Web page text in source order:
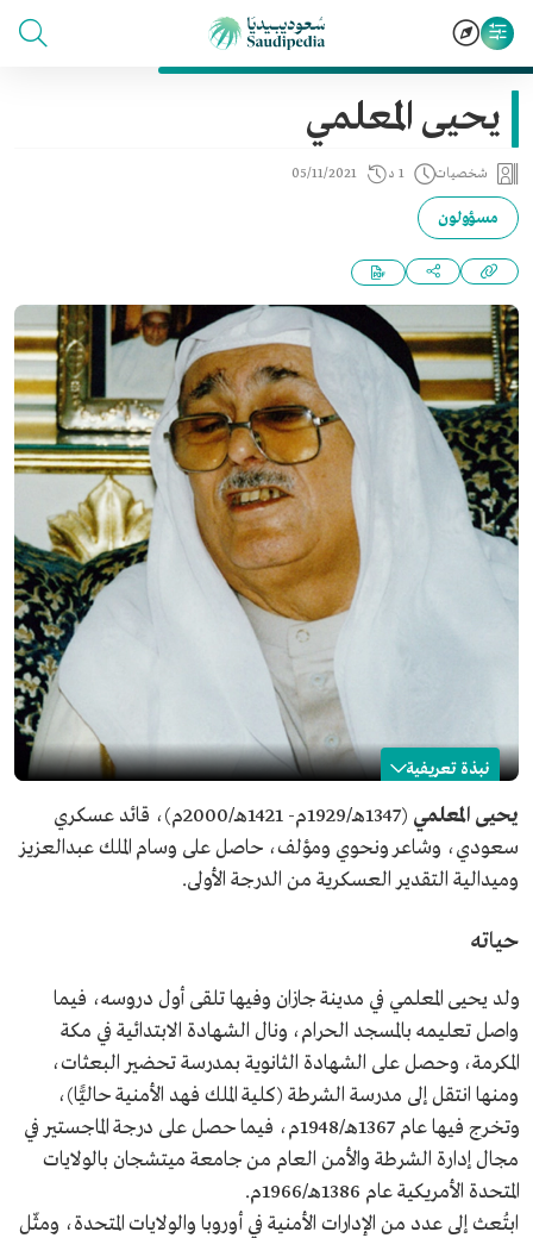
يحيى المعلمي
شخصيات 1 د 05/11/2021
مسؤولون
نبذة تعريفية
يحيى المعلمي
الاسم
يحيى المعلمي.
التصنيف
قائد عسكري، وشاعر، ونحوي، ومؤلف.
مكان الميلاد
تاريخ الوفاة
2000م.
يحيى المعلمي
(1347هـ/1929م- 1421هـ/2000م)، قائد عسكري
سعودي، وشاعر ونحوي ومؤلف، حاصل على وسام الملك عبدالعزيز
وميدالية التقدير العسكرية من الدرجة الأولى.
حياته
ولد يحيى المعلمي في مدينة جازان وفيها تلقى أول دروسه، فيما
واصل تعليمه بالمسجد الحرام، ونال الشهادة الابتدائية في مكة
المكرمة، وحصل على الشهادة الثانوية بمدرسة تحضير البعثات،
ومنها انتقل إلى مدرسة الشرطة (كلية الملك فهد الأمنية حاليًّا)،
وتخرج فيها عام 1367هـ/1948م، فيما حصل على درجة الماجستير في
مجال إدارة الشرطة والأمن العام من جامعة ميتشجان بالولايات
المتحدة الأمريكية عام 1386هـ/1966م.
ابتُعث إلى عدد من الإدارات الأمنية في أوروبا والولايات المتحدة، ومثّل